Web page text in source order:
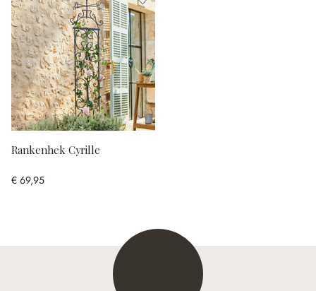
Rankenhek Cyrille
€ 69,95